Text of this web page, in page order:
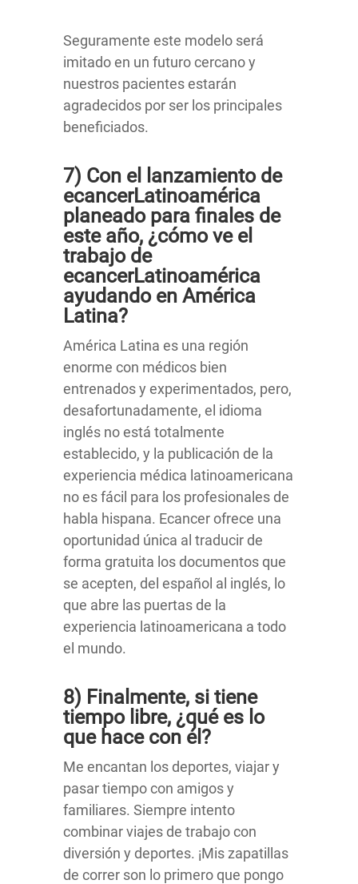
Seguramente este modelo será
imitado en un futuro cercano y
nuestros pacientes estarán
agradecidos por ser los principales
beneficiados.
7) Con el lanzamiento de
ecancerLatinoamérica
planeado para finales de
este año, ¿cómo ve el
trabajo de
ecancerLatinoamérica
ayudando en América
Latina?
América Latina es una región
enorme con médicos bien
entrenados y experimentados, pero,
desafortunadamente, el idioma
inglés no está totalmente
establecido, y la publicación de la
experiencia médica latinoamericana
no es fácil para los profesionales de
habla hispana. Ecancer ofrece una
oportunidad única al traducir de
forma gratuita los documentos que
se acepten, del español al inglés, lo
que abre las puertas de la
experiencia latinoamericana a todo
el mundo.
8) Finalmente, si tiene
tiempo libre, ¿qué es lo
que hace con él?
Me encantan los deportes, viajar y
pasar tiempo con amigos y
familiares. Siempre intento
combinar viajes de trabajo con
diversión y deportes. ¡Mis zapatillas
de correr son lo primero que pongo